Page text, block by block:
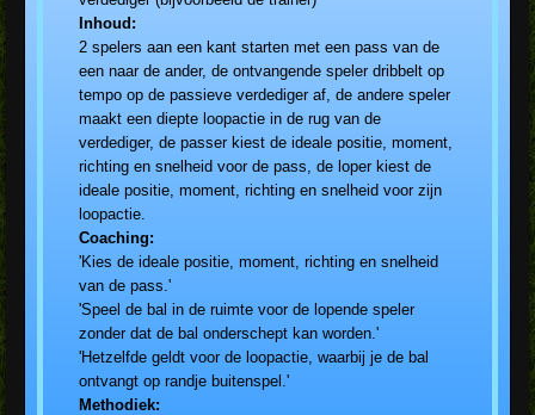
Inhoud:
2 spelers aan een kant starten met een pass van de
een naar de ander, de ontvangende speler dribbelt op
tempo op de passieve verdediger af, de andere speler
maakt een diepte loopactie in de rug van de
verdediger, de passer kiest de ideale positie, moment,
richting en snelheid voor de pass, de loper kiest de
ideale positie, moment, richting en snelheid voor zijn
loopactie.
Coaching:
'Kies de ideale positie, moment, richting en snelheid
van de pass.'
'Speel de bal in de ruimte voor de lopende speler
zonder dat de bal onderschept kan worden.'
'Hetzelfde geldt voor de loopactie, waarbij je de bal
ontvangt op randje buitenspel.'
Methodiek: